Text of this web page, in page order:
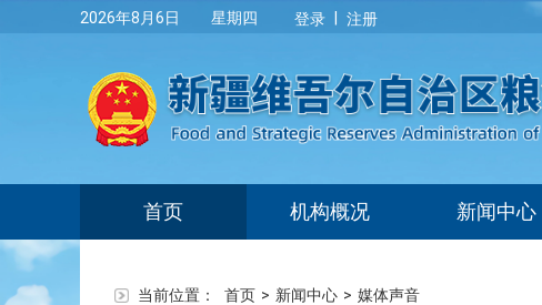
2026年8月6日 星期四 登录 注册
首页 机构概况 新闻中心
当前位置： 首页 > 新闻中心 > 媒体声音